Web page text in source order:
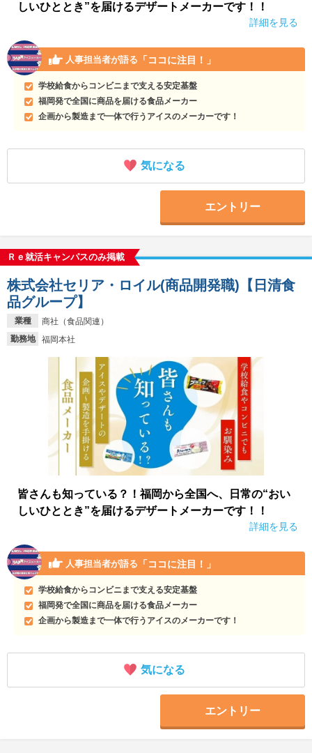
しいひととき”を届けるデザートメーカーです！！
詳細を見る
人事担当者が語る 「ココに注目！」
学校給食からコンビニまで支える安定基盤
福岡発で全国に商品を届ける食品メーカー
企画から製造まで一体で行うアイスのメーカーです！
気になる
エントリー
Ｒｅ就活キャンパスのみ掲載
業種
商社（食品関連）
勤務地
福岡本社
株式会社セリア・ロイル(商品開発職)【日清食
品グループ】
皆さんも知っている？！福岡から全国へ、日常の“おい
しいひととき”を届けるデザートメーカーです！！
詳細を見る
人事担当者が語る 「ココに注目！」
学校給食からコンビニまで支える安定基盤
福岡発で全国に商品を届ける食品メーカー
企画から製造まで一体で行うアイスのメーカーです！
気になる
エントリー